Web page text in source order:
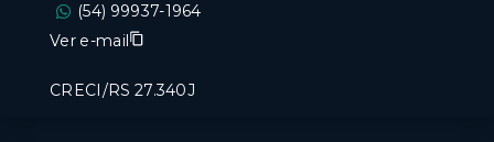
(54) 99937-1964
Ver e-mail
CRECI/RS 27.340J